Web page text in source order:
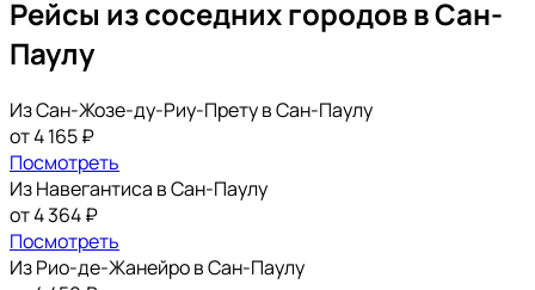
Рейсы из соседних городов в Сан-
Паулу
Из Сан-Жозе-ду-Риу-Прету в Сан-Паулу
от 4 165 ₽
Посмотреть
Из Навегантиса в Сан-Паулу
от 4 364 ₽
Посмотреть
Из Рио-де-Жанейро в Сан-Паулу